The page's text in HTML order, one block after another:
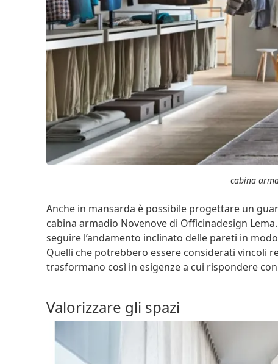
cabina
Anche in mansarda è possibile progettare un
cabina armadio Novenove di Officinadesign
seguire l’andamento inclinato delle pareti in
Quelli che potrebbero essere considerati vincoli
trasformano così in esigenze a cui rispondere
Valorizzare gli spazi